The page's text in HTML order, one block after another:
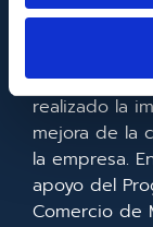
la
acceso a las
realizado la
mejora de la
la empresa.
apoyo del
Comercio de